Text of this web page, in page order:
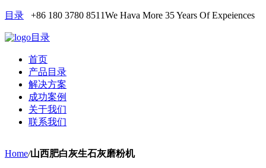
目录 +86 180 3780 8511We Hava More 35 Years Of Expeiences
目录
首页
产品目录
解决方案
成功案例
关于我们
联系我们
Home/山西肥白灰生石灰磨粉机